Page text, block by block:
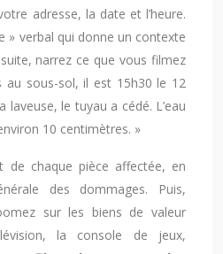
adresse, la date et l’heure.
» verbal qui donne un contexte
narrez ce que vous filmez
au sous-sol, il est 15h30 le 12
laveuse, le tuyau a cédé. L’eau
10 centimètres. »
de chaque pièce affectée, en
des dommages. Puis,
sur les biens de valeur
la console de jeux,